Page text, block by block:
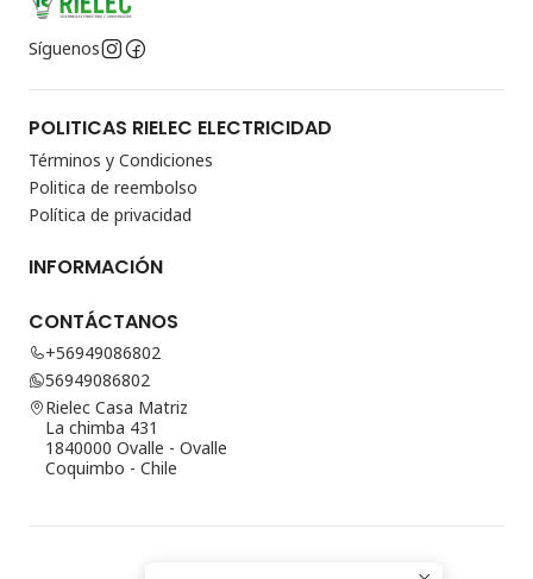
Síguenos
POLITICAS RIELEC ELECTRICIDAD
Términos y Condiciones
Politica de reembolso
Política de privacidad
INFORMACIÓN
CONTÁCTANOS
+56949086802
56949086802
Rielec Casa Matriz
La chimba 431
1840000 Ovalle - Ovalle
Coquimbo - Chile